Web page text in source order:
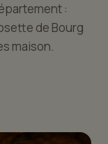
:
de Bourg
maison.